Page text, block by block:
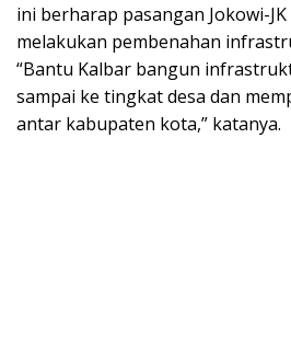
ini berharap pasangan Jokowi-
melakukan pembenahan
“Bantu Kalbar bangun
sampai ke tingkat desa dan
antar kabupaten kota,” katanya.